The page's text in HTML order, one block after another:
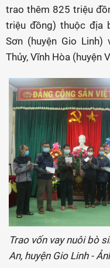
trao thêm 825 triệu
triệu đồng) thuộc địa
Sơn (huyện Gio Linh)
Thủy, Vĩnh Hòa (huyện
Trao vốn vay nuôi bò
An, huyện Gio Linh -